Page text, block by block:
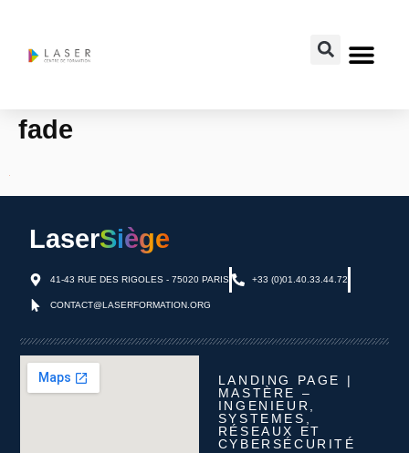
fade
LaserSiège
41-43 RUE DES RIGOLES - 75020 PARIS +33 (0)01.40.33.44.72
CONTACT@LASERFORMATION.ORG
LANDING PAGE |
MASTÈRE –
INGENIEUR,
SYSTEMES,
RÉSEAUX ET
CYBERSÉCURITÉ